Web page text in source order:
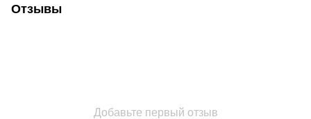
Отзывы
Добавьте первый отзыв